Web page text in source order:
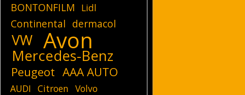
BONTONFILM Lidl
Continental dermacol
VW Avon
Mercedes-Benz
Peugeot AAA AUTO
AUDI Citroen Volvo